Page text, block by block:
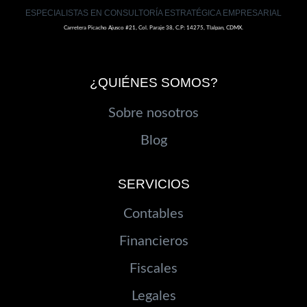
ESPECIALISTAS EN CONSULTORÍA ESTRATÉGICA EMPRESARIAL
Carretera Picacho Ajusco #21, Col. Paraje 38, C.P: 14275, Tlalpan, CDMX.
¿QUIÉNES SOMOS?
Sobre nosotros
Blog
SERVICIOS
Contables
Financieros
Fiscales
Legales